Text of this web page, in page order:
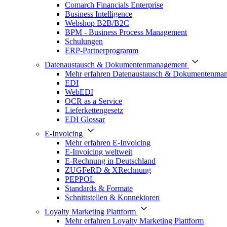
Comarch Financials Enterprise
Business Intelligence
Webshop B2B/B2C
BPM - Business Process Management
Schulungen
ERP-Partnerprogramm
Datenaustausch & Dokumentenmanagement
Mehr erfahren Datenaustausch &
EDI
WebEDI
OCR as a Service
Lieferkettengesetz
EDI Glossar
E-Invoicing
Mehr erfahren E-Invoicing
E-Invoicing weltweit
E-Rechnung in Deutschland
ZUGFeRD & XRechnung
PEPPOL
Standards & Formate
Schnittstellen & Konnektoren
Loyalty Marketing Plattform
Mehr erfahren Loyalty Marketing Plattform